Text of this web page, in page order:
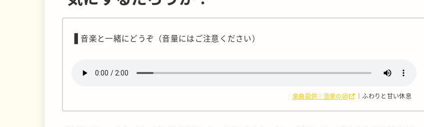
❚音楽と一緒にどうぞ（音量にはご注意ください）
楽曲提供｜音楽の卵 ｜ふわりと甘い休息